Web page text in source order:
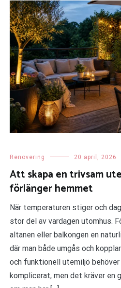
Renovering 20 april, 2026
Att skapa en trivsam
förlänger hemmet
När temperaturen stiger och
stor del av vardagen utomhus.
altanen eller balkongen en
där man både umgås och
och funktionell utemiljö
komplicerat, men det kräver en